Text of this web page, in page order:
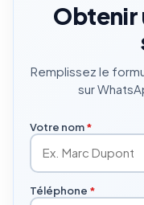
Obtenir
Remplissez le
sur
Votre nom*
Téléphone *